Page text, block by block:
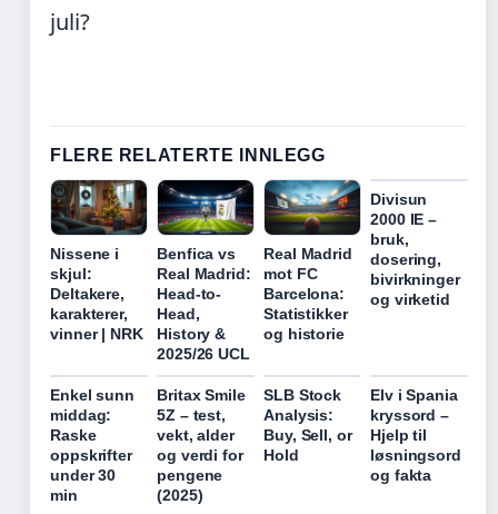
juli?
FLERE RELATERTE INNLEGG
Nissene i
skjul:
Deltakere,
karakterer,
vinner | NRK
Benfica vs
Real Madrid:
Head-to-
Head,
History &
2025/26 UCL
Real Madrid
mot FC
Barcelona:
Statistikker
og historie
Divisun
2000 IE –
bruk,
dosering,
bivirkninger
og virketid
Enkel sunn
middag:
Raske
oppskrifter
under 30
min
Britax Smile
5Z – test,
vekt, alder
og verdi for
pengene
(2025)
SLB Stock
Analysis:
Buy, Sell, or
Hold
Elv i Spania
kryssord –
Hjelp til
løsningsord
og fakta